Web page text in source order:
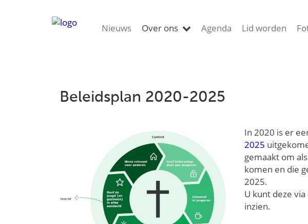
Nieuws Over ons Agenda Lid worden
Beleidsplan 2020-2025
In 2020 is er
2025
gemaakt om
komen en die
2025.
U kunt deze
inzien.